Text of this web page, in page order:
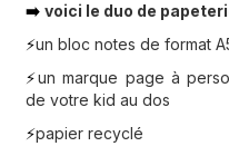
➡️ voici le duo de
⚡️un bloc notes de format
⚡️un marque page à
de votre kid au dos
⚡️papier recyclé